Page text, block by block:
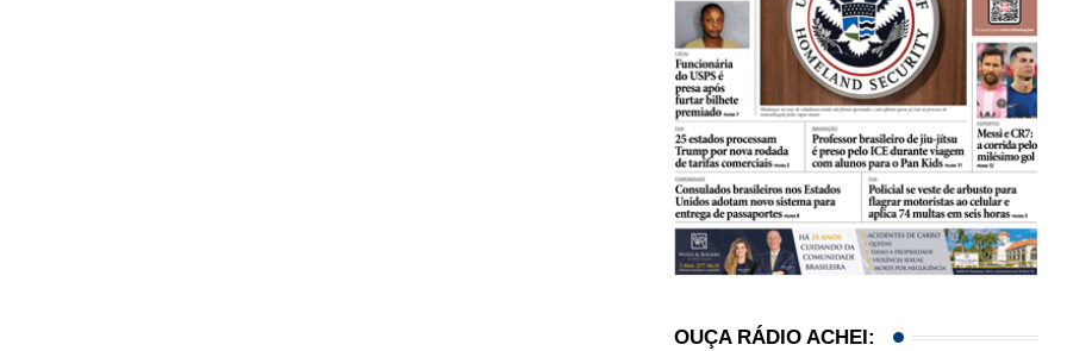
05/08/2026
OUÇA RÁDIO ACHEI: